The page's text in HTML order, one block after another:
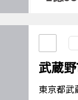
武蔵
東京都武